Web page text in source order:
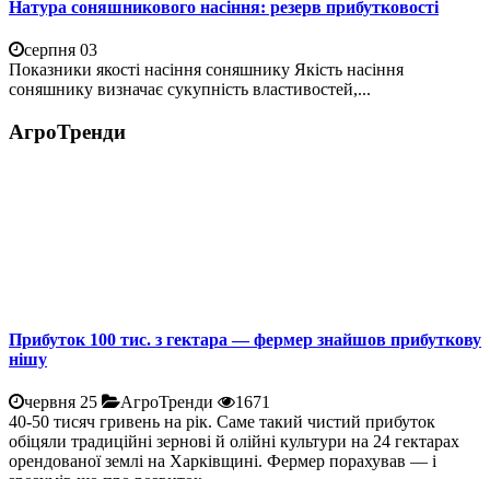
Натура соняшникового насіння: резерв прибутковості
серпня 03
Показники якості насіння соняшнику Якість насіння
соняшнику визначає сукупність властивостей,...
АгроТренди
Прибуток 100 тис. з гектара — фермер знайшов прибуткову
нішу
червня 25 АгроТренди
1671
40-50 тисяч гривень на рік. Саме такий чистий прибуток
обіцяли традиційні зернові й олійні культури на 24 гектарах
орендованої землі на Харківщині. Фермер порахував — і